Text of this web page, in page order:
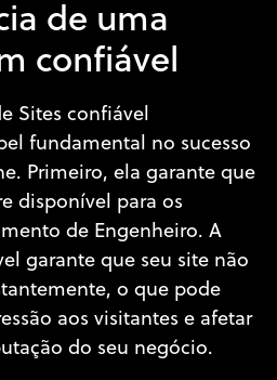
de uma
confiável
Sites confiável
fundamental no sucesso
Primeiro, ela garante que
disponível para os
de Engenheiro. A
garante que seu site não
o que pode
aos visitantes e afetar
do seu negócio.